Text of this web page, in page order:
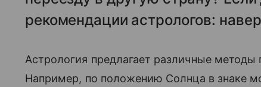
рекомендации астрологов:
Астрология предлагает различные методы
Например, по положению Солнца в знаке